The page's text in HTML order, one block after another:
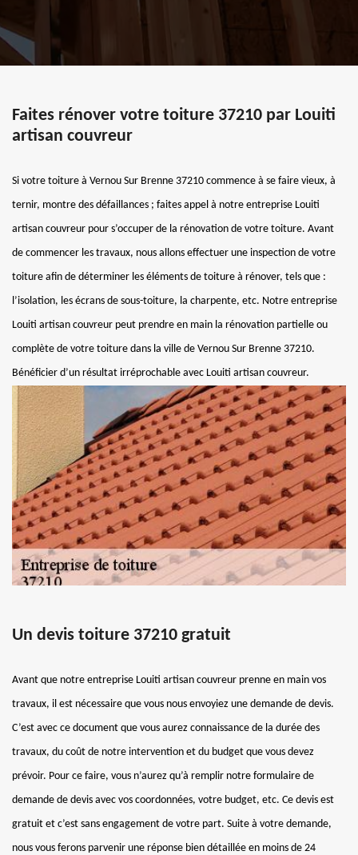
Faites rénover votre toiture 37210 par Louiti
artisan couvreur
Si votre toiture à Vernou Sur Brenne 37210 commence à se faire vieux, à
ternir, montre des défaillances ; faites appel à notre entreprise Louiti
artisan couvreur pour s’occuper de la rénovation de votre toiture. Avant
de commencer les travaux, nous allons effectuer une inspection de votre
toiture afin de déterminer les éléments de toiture à rénover, tels que :
l’isolation, les écrans de sous-toiture, la charpente, etc. Notre entreprise
Louiti artisan couvreur peut prendre en main la rénovation partielle ou
complète de votre toiture dans la ville de Vernou Sur Brenne 37210.
Bénéficier d’un résultat irréprochable avec Louiti artisan couvreur.
Un devis toiture 37210 gratuit
Avant que notre entreprise Louiti artisan couvreur prenne en main vos
travaux, il est nécessaire que vous nous envoyiez une demande de devis.
C’est avec ce document que vous aurez connaissance de la durée des
travaux, du coût de notre intervention et du budget que vous devez
prévoir. Pour ce faire, vous n’aurez qu’à remplir notre formulaire de
demande de devis avec vos coordonnées, votre budget, etc. Ce devis est
gratuit et c’est sans engagement de votre part. Suite à votre demande,
nous vous ferons parvenir une réponse bien détaillée en moins de 24